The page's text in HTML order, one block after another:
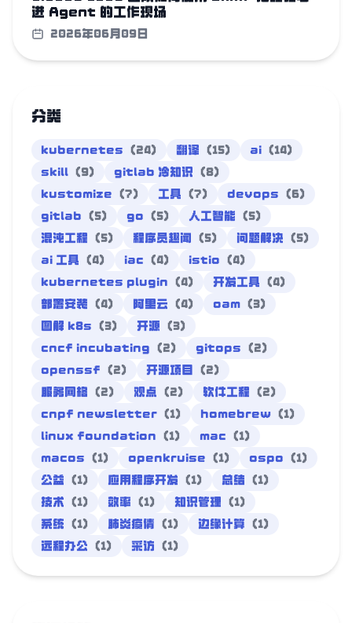
进 Agent 的工作现场
2026年06月09日
分类
kubernetes (24) 翻译 (15) ai
(14)
skill
(9) gitlab 冷知识
(8)
kustomize
(7) 工具 (7) devops
(6)
gitlab
(5) go (5) 人工智能
(5)
混沌工程
(5) 程序员趣闻 (5) 问题解决
(5)
ai 工具
(4) iac (4) istio
(4)
kubernetes plugin
(4) 开发工具
(4)
部署安装
(4) 阿里云 (4) oam
(3)
图解 k8s
(3) 开源
(3)
cncf incubating
(2) gitops
(2)
openssf
(2) 开源项目
(2)
服务网格
(2) 观点 (2) 软件工程
(2)
cnpf newsletter
(1) homebrew
(1)
linux foundation
(1) mac
(1)
macos
(1) openkruise (1) ospo
(1)
公益
(1) 应用程序开发 (1) 总结
(1)
技术
(1) 效率 (1) 知识管理
(1)
系统
(1) 肺炎疫情 (1) 边缘计算
(1)
远程办公
(1) 采访 (1)